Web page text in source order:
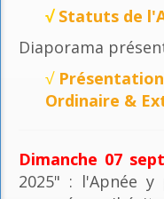
√ Statuts de
Diaporama
√
Ordinaire &
Dimanche 07
2025" : l'Apnée y